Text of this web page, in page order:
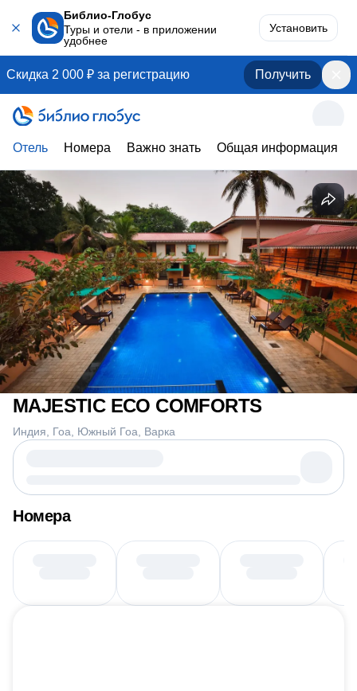
Библио-Глобус
Туры и отели - в приложении
удобнее
Установить
Скидка 2 000 ₽ за регистрацию Получить
Отель Номера Важно знать Общая информация
MAJESTIC ECO COMFORTS
Индия Гоа Южный Гоа Варка
Номера